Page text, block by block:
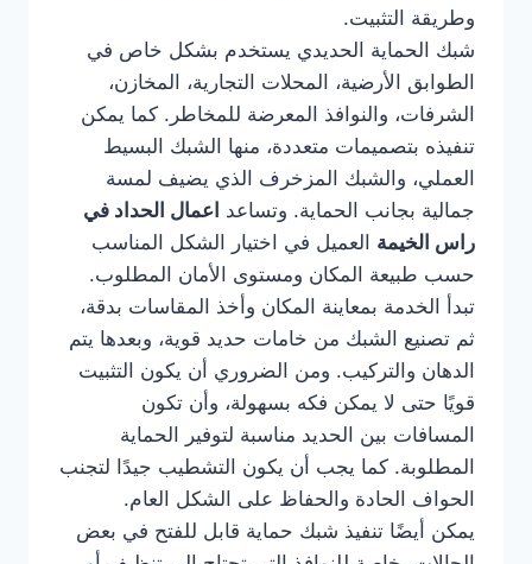
وطريقة التثبيت.
شبك الحماية الحديدي يستخدم بشكل خاص في
الطوابق الأرضية، المحلات التجارية، المخازن،
الشرفات، والنوافذ المعرضة للمخاطر. كما يمكن
تنفيذه بتصميمات متعددة، منها الشبك البسيط
العملي، والشبك المزخرف الذي يضيف لمسة
جمالية بجانب الحماية. وتساعد اعمال الحداد في
راس الخيمة العميل في اختيار الشكل المناسب
حسب طبيعة المكان ومستوى الأمان المطلوب.
تبدأ الخدمة بمعاينة المكان وأخذ المقاسات بدقة،
ثم تصنيع الشبك من خامات حديد قوية، وبعدها يتم
الدهان والتركيب. ومن الضروري أن يكون التثبيت
قويًا حتى لا يمكن فكه بسهولة، وأن تكون
المسافات بين الحديد مناسبة لتوفير الحماية
المطلوبة. كما يجب أن يكون التشطيب جيدًا لتجنب
الحواف الحادة والحفاظ على الشكل العام.
يمكن أيضًا تنفيذ شبك حماية قابل للفتح في بعض